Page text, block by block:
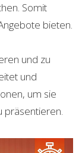
Somit
bieten.
und zu
und
um sie
präsentieren.